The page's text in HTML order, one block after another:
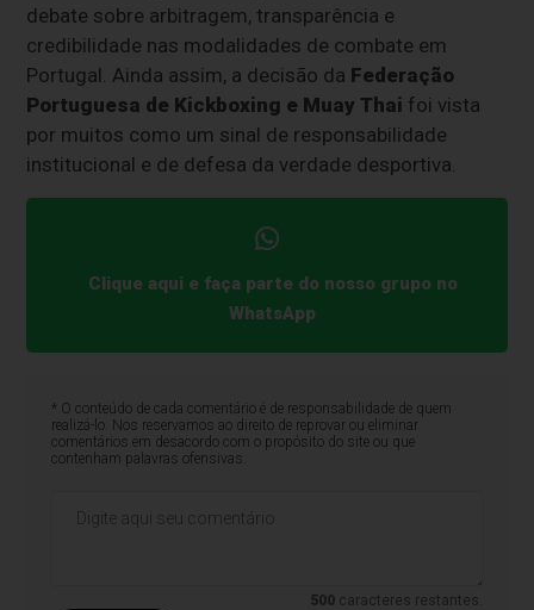
debate sobre arbitragem, transparência e
credibilidade nas modalidades de combate em
Portugal. Ainda assim, a decisão da Federação
Portuguesa de Kickboxing e Muay Thai foi vista
por muitos como um sinal de responsabilidade
institucional e de defesa da verdade desportiva.
Clique aqui e faça parte do nosso grupo no
WhatsApp
* O conteúdo de cada comentário é de responsabilidade de quem
realizá-lo. Nos reservamos ao direito de reprovar ou eliminar
comentários em desacordo com o propósito do site ou que
contenham palavras ofensivas.
500 caracteres restantes.